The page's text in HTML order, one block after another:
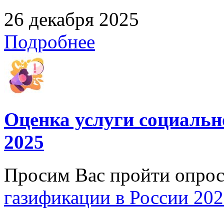
26 декабря 2025
Подробнее
Оценка услуги
2025
Просим Вас пройти
газификации в России